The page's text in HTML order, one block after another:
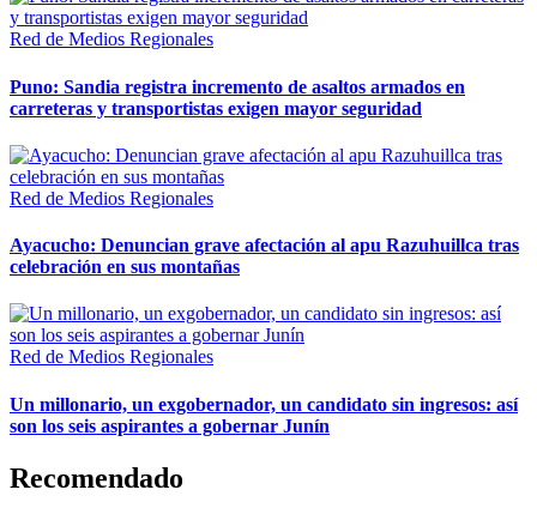
Red de Medios Regionales
Puno: Sandia registra incremento de asaltos armados en
carreteras y transportistas exigen mayor seguridad
Red de Medios Regionales
Ayacucho: Denuncian grave afectación al apu Razuhuillca tras
celebración en sus montañas
Red de Medios Regionales
Un millonario, un exgobernador, un candidato sin ingresos: así
son los seis aspirantes a gobernar Junín
Recomendado